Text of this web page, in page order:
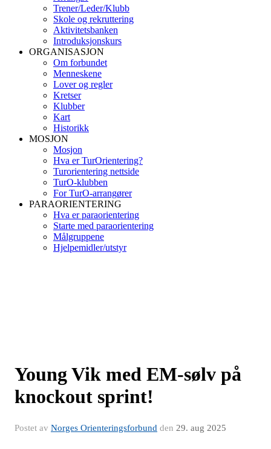
Trener/Leder/Klubb
Skole og rekruttering
Aktivitetsbanken
Introduksjonskurs
ORGANISASJON
Om forbundet
Menneskene
Lover og regler
Kretser
Klubber
Kart
Historikk
MOSJON
Mosjon
Hva er TurOrientering?
Turorientering nettside
TurO-klubben
For TurO-arrangører
PARAORIENTERING
Hva er paraorientering
Starte med paraorientering
Målgruppene
Hjelpemidler/utstyr
Young Vik med EM-sølv på
knockout sprint!
Postet av Norges Orienteringsforbund den 29. aug 2025